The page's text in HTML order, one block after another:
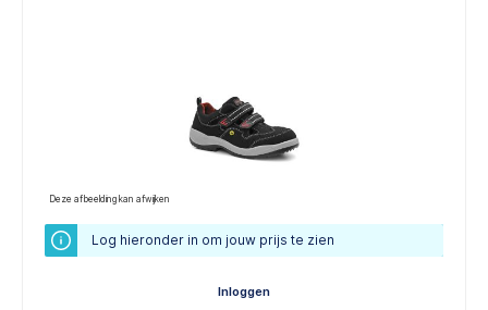
Deze afbeelding kan afwijken
Log hieronder in om jouw prijs te zien
Inloggen